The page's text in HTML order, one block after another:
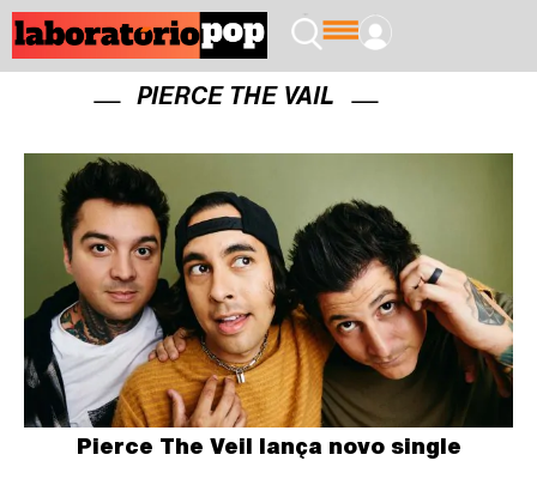
PIERCE THE VAIL
Pierce The Veil lança novo single